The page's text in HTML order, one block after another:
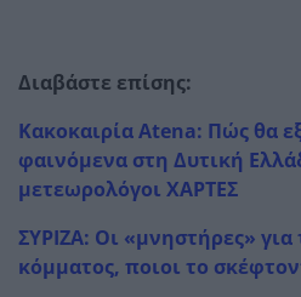
Διαβάστε επίσης:
Κακοκαιρία Atena: Πώς θα
φαινόμενα στη Δυτική
μετεωρολόγοι ΧΑΡΤΕΣ
ΣΥΡΙΖΑ: Οι «μνηστήρες» για
κόμματος, ποιοι το